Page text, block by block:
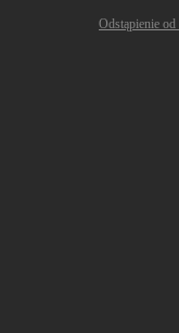
Odstąpienie